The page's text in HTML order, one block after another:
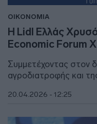
ΟΙΚΟΝΟΜΙΑ
Η Lidl Ελλάς
Economic Forum XI
Συμμετέχοντας στον
αγροδιατροφής και
20.04.2026 - 12:25